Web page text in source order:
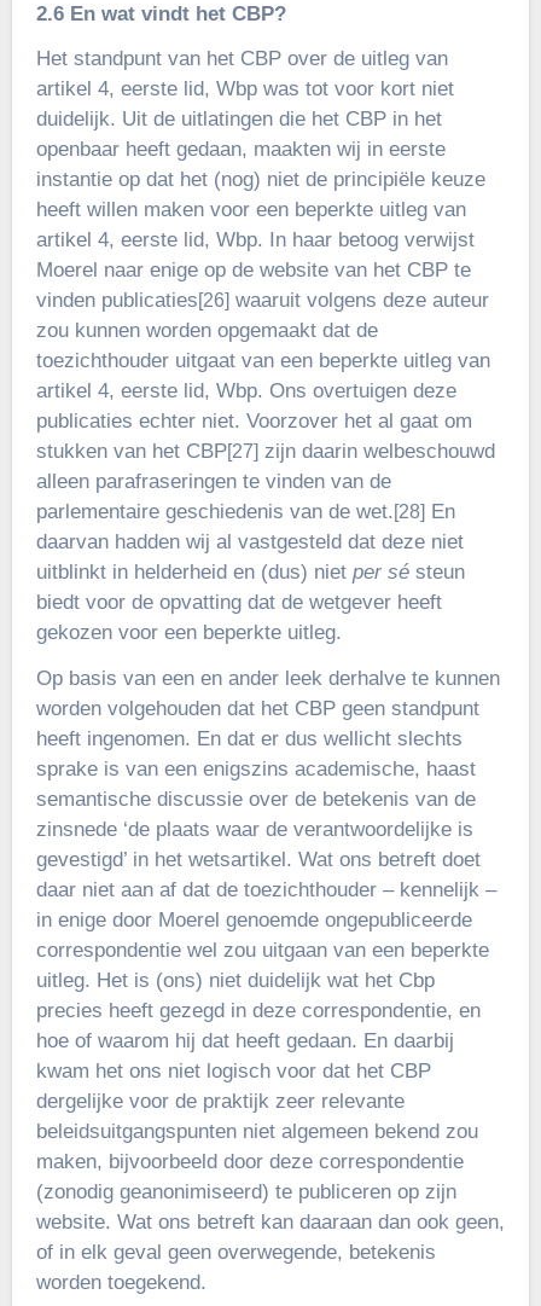
2.6 En wat vindt het CBP?
Het standpunt van het CBP over de uitleg van
artikel 4, eerste lid, Wbp was tot voor kort niet
duidelijk. Uit de uitlatingen die het CBP in het
openbaar heeft gedaan, maakten wij in eerste
instantie op dat het (nog) niet de principiële keuze
heeft willen maken voor een beperkte uitleg van
artikel 4, eerste lid, Wbp. In haar betoog verwijst
Moerel naar enige op de website van het CBP te
vinden publicaties [26] waaruit volgens deze auteur
zou kunnen worden opgemaakt dat de
toezichthouder uitgaat van een beperkte uitleg van
artikel 4, eerste lid, Wbp. Ons overtuigen deze
publicaties echter niet. Voorzover het al gaat om
stukken van het CBP[27] zijn daarin welbeschouwd
alleen parafraseringen te vinden van de
parlementaire geschiedenis van de wet. [28]
En
daarvan hadden wij al vastgesteld dat deze niet
uitblinkt in helderheid en (dus) niet per sé steun
biedt voor de opvatting dat de wetgever heeft
gekozen voor een beperkte uitleg.
Op basis van een en ander leek derhalve te kunnen
worden volgehouden dat het CBP geen standpunt
heeft ingenomen. En dat er dus wellicht slechts
sprake is van een enigszins academische, haast
semantische discussie over de betekenis van de
zinsnede ‘de plaats waar de verantwoordelijke is
gevestigd’ in het wetsartikel. Wat ons betreft doet
daar niet aan af dat de toezichthouder – kennelijk –
in enige door Moerel genoemde ongepubliceerde
correspondentie wel zou uitgaan van een beperkte
uitleg. Het is (ons) niet duidelijk wat het Cbp
precies heeft gezegd in deze correspondentie, en
hoe of waarom hij dat heeft gedaan. En daarbij
kwam het ons niet logisch voor dat het CBP
dergelijke voor de praktijk zeer relevante
beleidsuitgangspunten niet algemeen bekend zou
maken, bijvoorbeeld door deze correspondentie
(zonodig geanonimiseerd) te publiceren op zijn
website. Wat ons betreft kan daaraan dan ook geen,
of in elk geval geen overwegende, betekenis
worden toege­kend.